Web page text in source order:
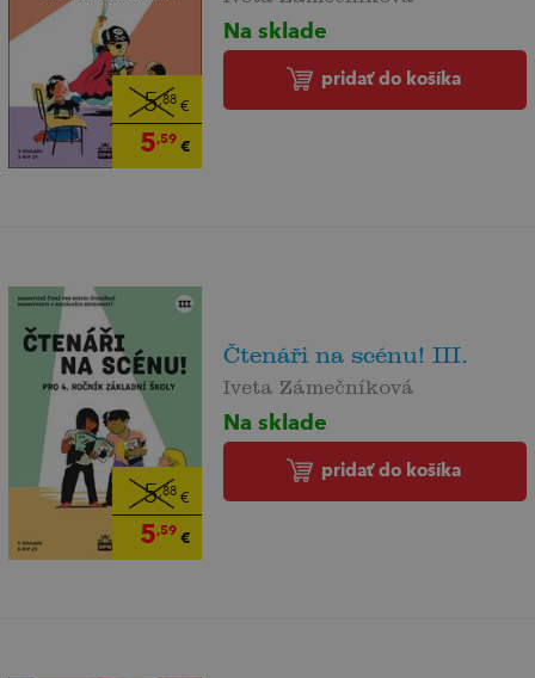
5,88€
5,59 €
Na sklade
pridať do košíka
5,88€
5,59 €
Čtenáři na scénu! III.
Iveta Zámečníková
Na sklade
pridať do košíka